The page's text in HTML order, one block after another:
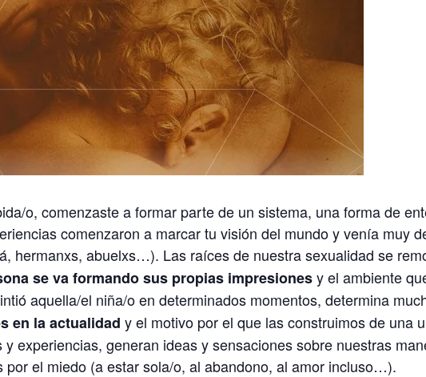
o, comenzaste a formar parte de un sistema, una forma de
comenzaron a marcar tu visión del mundo y venía muy
hermanxs, abuelxs…). Las raíces de nuestra sexualidad se
se va formando sus propias impresionesy el ambiente
aquella/el niña/o en determinados momentos, determina
en la actualidad y el motivo por el que las construimos de una
experiencias, generan ideas y sensaciones sobre nuestras
por el miedo (a estar sola/o, al abandono, al amor incluso…).